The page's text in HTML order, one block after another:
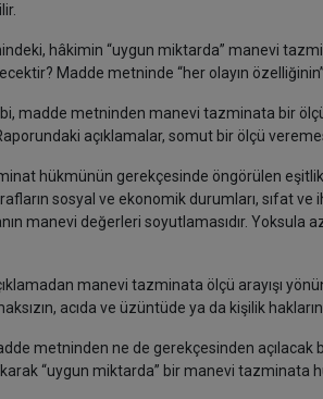
hâkimin “uygun miktarda” manevi
Madde metninde “her olayın
madde metninden manevi tazminata bir
açıklamalar, somut bir ölçü
hükmünün gerekçesinde öngörülen
sosyal ve ekonomik durumları, sıfat
manevi değerleri soyutlamasıdır.
manevi tazminata ölçü arayışı
acıda ve üzüntüde ya da kişilik
metninden ne de gerekçesinden açılacak
“uygun miktarda” bir manevi tazminata